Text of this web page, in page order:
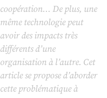
coopération… De plus, une
même technologie peut
avoir des impacts très
différents d’une
organisation à l’autre. Cet
article se propose d’aborder
cette problématique à